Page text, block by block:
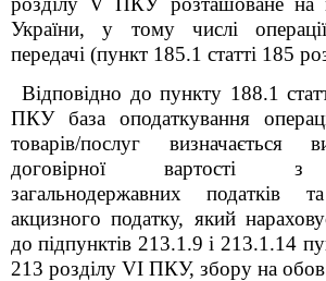
України, у тому числі
передачі (пункт 185.1 статті 185
Відповідно до пункту 188.1
ПКУ база оподаткування
товарів/послуг
договірної вартості з
загальнодержавних податків
акцизного податку, який
до підпунктів 213.1.9 і 213.1.14
213 розділу VІ ПКУ, збору на